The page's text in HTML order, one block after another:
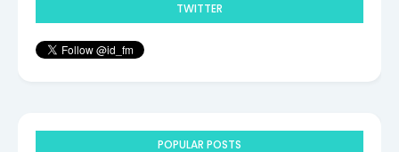
TWITTER
POPULAR POSTS